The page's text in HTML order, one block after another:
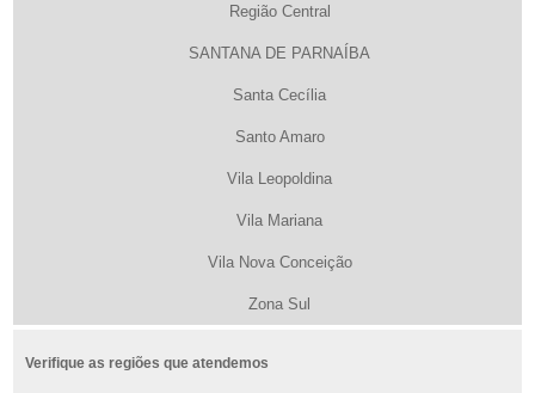
Região Central
SANTANA DE PARNAÍBA
Santa Cecília
Santo Amaro
Vila Leopoldina
Vila Mariana
Vila Nova Conceição
Zona Sul
Verifique as regiões que atendemos